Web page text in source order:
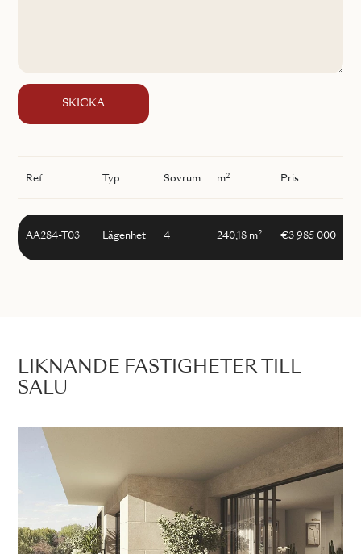
SKICKA
Ref Typ Sovrum m2 Pris
AA284-T03 Lägenhet 4 240,18 m2 €3 985 000
LIKNANDE FASTIGHETER TILL
SALU